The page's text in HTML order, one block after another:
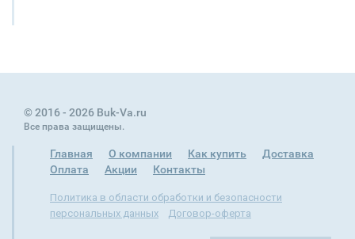
© 2016 - 2026 Buk-Va.ru
Все права защищены.
Главная О компании Как купить
Доставка
Оплата
Акции Контакты
Политика в области обработки и безопасности
персональных данных
Договор-оферта